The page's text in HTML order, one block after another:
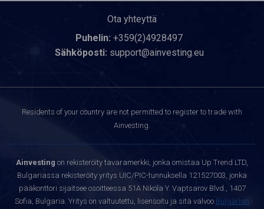
Ota yhteyttä
Puhelin: +359(2)4928497
Sähköposti: support@ainvesting.eu
Residents of your country are not permitted to register to trade with
Ainvesting.
Ainvesting on rekisteröity tavaramerkki, jonka omistaa Up Trend LTD,
Bulgariassa rekisteröity yritys UIC/PIC-tunnuksella 121527003, jonka
pääkonttori sijaitsee osoitteessa 51A Nikola Y. Vaptsarov Blvd., 1407
Sofia, Bulgaria. Yritys on valtuutettu, lisensoitu ja sitä valvoo Bulgarian